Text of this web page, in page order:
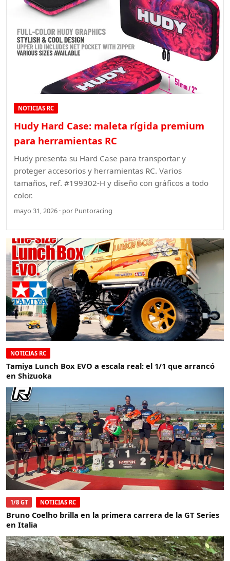
NOTICIAS RC
Hudy Hard Case: maleta rígida premium
para herramientas RC
Hudy presenta su Hard Case para transportar y
proteger accesorios y herramientas RC. Varios
tamaños, ref. #199302-H y diseño con gráficos a todo
color.
mayo 31, 2026 · por Puntoracing
NOTICIAS RC
Tamiya Lunch Box EVO a escala real: el 1/1 que arrancó
en Shizuoka
1/8 GT NOTICIAS RC
Bruno Coelho brilla en la primera carrera de la GT Series
en Italia